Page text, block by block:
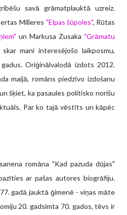
savā grāmatplauktā uzreiz.
Milleres "Elpas šūpoles", Rūtas
un Markusa Zusaka "Grāmatu
mani interesējošo laikposmu,
Oriģinālvalodā izdots 2012.
maijā, romāns piedzīvo izdošanu
šķiet, ka pasaules politisko norišu
Par ko tajā vēstīts un kāpēc
romāna "Kad pazuda dūjas"
ar pašas autores biogrāfiju.
gadā jauktā ģimenē - viņas māte
20. gadsimta 70. gados, tēvs ir